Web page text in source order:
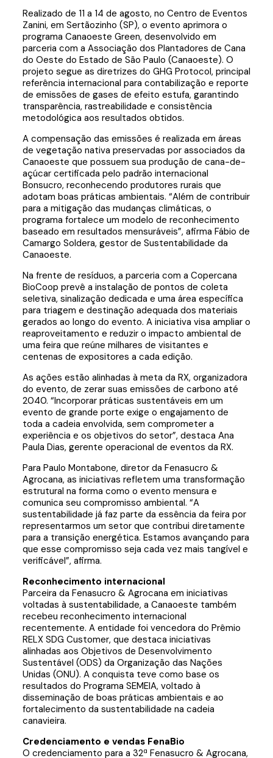
Realizado de 11 a 14 de agosto, no Centro de Eventos
Zanini, em Sertãozinho (SP), o evento aprimora o
programa Canaoeste Green, desenvolvido em
parceria com a Associação dos Plantadores de Cana
do Oeste do Estado de São Paulo (Canaoeste). O
projeto segue as diretrizes do GHG Protocol, principal
referência internacional para contabilização e reporte
de emissões de gases de efeito estufa, garantindo
transparência, rastreabilidade e consistência
metodológica aos resultados obtidos.
A compensação das emissões é realizada em áreas
de vegetação nativa preservadas por associados da
Canaoeste que possuem sua produção de cana-de-
açúcar certificada pelo padrão internacional
Bonsucro, reconhecendo produtores rurais que
adotam boas práticas ambientais. “Além de contribuir
para a mitigação das mudanças climáticas, o
programa fortalece um modelo de reconhecimento
baseado em resultados mensuráveis”, afirma Fábio de
Camargo Soldera, gestor de Sustentabilidade da
Canaoeste.
Na frente de resíduos, a parceria com a Copercana
BioCoop prevê a instalação de pontos de coleta
seletiva, sinalização dedicada e uma área específica
para triagem e destinação adequada dos materiais
gerados ao longo do evento. A iniciativa visa ampliar o
reaproveitamento e reduzir o impacto ambiental de
uma feira que reúne milhares de visitantes e
centenas de expositores a cada edição.
As ações estão alinhadas à meta da RX, organizadora
do evento, de zerar suas emissões de carbono até
2040. “Incorporar práticas sustentáveis em um
evento de grande porte exige o engajamento de
toda a cadeia envolvida, sem comprometer a
experiência e os objetivos do setor”, destaca Ana
Paula Dias, gerente operacional de eventos da RX.
Para Paulo Montabone, diretor da Fenasucro &
Agrocana, as iniciativas refletem uma transformação
estrutural na forma como o evento mensura e
comunica seu compromisso ambiental. “A
sustentabilidade já faz parte da essência da feira por
representarmos um setor que contribui diretamente
para a transição energética. Estamos avançando para
que esse compromisso seja cada vez mais tangível e
verificável”, afirma.
Reconhecimento internacional
Parceira da Fenasucro & Agrocana em iniciativas
voltadas à sustentabilidade, a Canaoeste também
recebeu reconhecimento internacional
recentemente. A entidade foi vencedora do Prêmio
RELX SDG Customer, que destaca iniciativas
alinhadas aos Objetivos de Desenvolvimento
Sustentável (ODS) da Organização das Nações
Unidas (ONU). A conquista teve como base os
resultados do Programa SEMEIA, voltado à
disseminação de boas práticas ambientais e ao
fortalecimento da sustentabilidade na cadeia
canavieira.
Credenciamento e vendas FenaBio
O credenciamento para a 32ª Fenasucro & Agrocana,